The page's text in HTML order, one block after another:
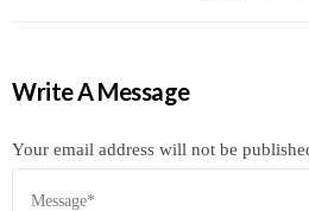
Write A Message
Your email address will not be